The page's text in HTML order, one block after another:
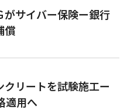
がサイバー保険ー銀行
償
リートを試験施工ー
適用へ